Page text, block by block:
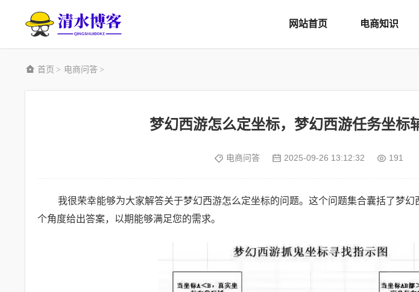
网站首页 电商知识
首页 > 电商问答 >
梦幻西游怎么定坐标，梦幻西游任务坐标
电商问答 2025-09-26 13:12:32 191
我很荣幸能够为大家解答关于梦幻西游怎么定坐标的问题。这个问题集合囊括了梦
个角度给出答案，以期能够满足您的需求。